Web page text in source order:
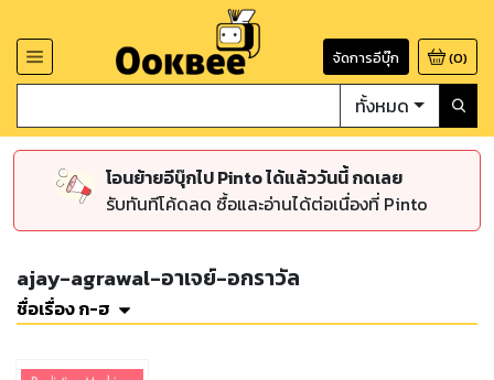
จัดการอีบุ๊ก (0)
ทั้งหมด
โอนย้ายอีบุ๊กไป Pinto ได้แล้ววันนี้ กดเลย
รับทันทีโค้ดลด ซื้อและอ่านได้ต่อเนื่องที่ Pinto
ajay-agrawal-อาเจย์-อกราวัล
ชื่อเรื่อง ก-ฮ